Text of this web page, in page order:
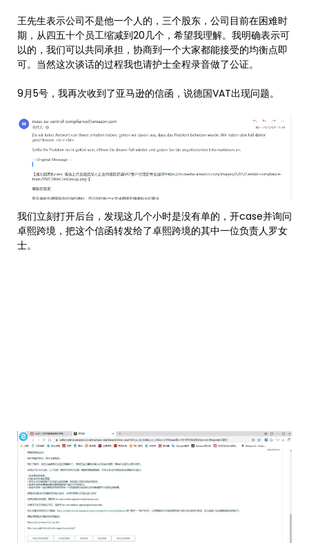
王先生表示公司不是他一个人的，三个股东，公司目前在困难时
期，从四五十个员工缩减到20几个，希望我理解。我明确表示可
以的，我们可以共同承担，协商到一个大家都能接受的均衡点即
可。当然这次谈话的过程我也请护士全程录音做了公证。
9月5号，我再次收到了亚马逊的信函，说德国VAT出现问题。
我们立刻打开后台，发现这几个小时是没有单的，开case并询问
卓熙跨境，把这个信函转发给了卓熙跨境的其中一位负责人罗女
士。